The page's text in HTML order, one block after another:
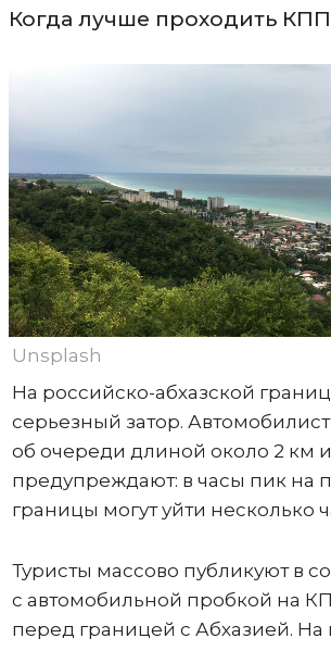
Когда лучше проходить КПП
Unsplash
На российско-абхазской
серьезный затор.
об очереди длиной около 2 км и
предупреждают: в часы пик на
границы могут уйти несколько
Туристы массово публикуют в
с автомобильной пробкой на
перед границей с Абхазией. На